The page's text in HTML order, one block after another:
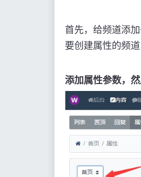
首先，给频道添
要创建属性的频
添加属性参数，